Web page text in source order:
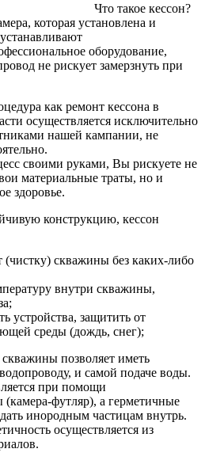
Что такое кессон?
которая установлена и
оборудование,
не рискует замерзнуть при
как ремонт кессона в
осуществляется исключительно
нашей кампании, не
своими руками, Вы рискуете не
материальные траты, но и
здоровье.
конструкцию, кессон
скважины без каких-либо
внутри скважины,
устройства, защитить от
среды (дождь, снег);
позволяет иметь
и самой подаче воды.
при помощи
футляр), а герметичные
инородным частицам внутрь.
осуществляется из